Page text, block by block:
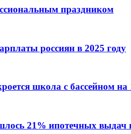
праздником
россиян в 2025 году
школа с бассейном на
21% ипотечных выдач